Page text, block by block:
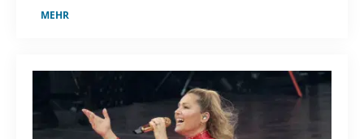
wie sehr sich sein Weg verändert hat.
MEHR